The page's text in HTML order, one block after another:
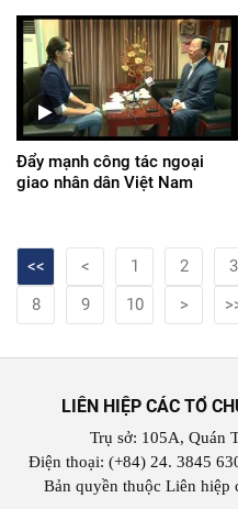
Đẩy mạnh công tác ngoại
giao nhân dân Việt Nam
<< < 1 2 3
8
9 10 >
LIÊN HIỆP CÁC TỔ
Trụ sở: 105A, Quán
Điện thoại: (+84) 24. 3845
Bản quyền thuộc Liên hiệp